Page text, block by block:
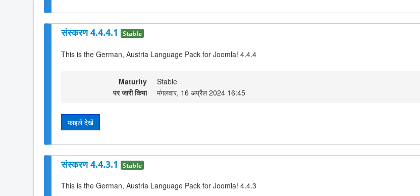
संस्करण 4.4.4.1 Stable
This is the German, Austria Language Pack for Joomla! 4.4.4
Maturity
Stable
पर जारी किया
मंगलवार, 16 अप्रैल 2024 16:45
फ़ाइलें देखें
संस्करण 4.4.3.1 Stable
This is the German, Austria Language Pack for Joomla! 4.4.3